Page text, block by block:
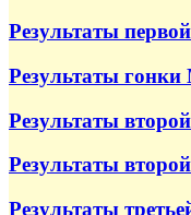
Результаты
Результаты
Результаты
Результаты
Результаты